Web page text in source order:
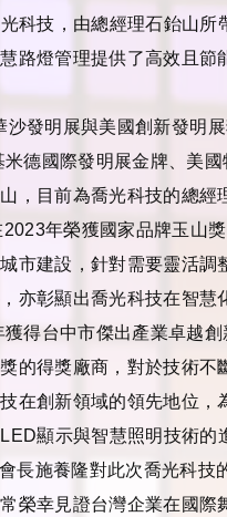
科技，由總經理石鈶山
路燈管理提供了高效且
沙發明展與美國創新發明
德國際發明展金牌、美
，目前為喬光科技的總
2023年榮獲國家品牌玉山
市建設，針對需要靈活
亦彰顯出喬光科技在智慧
獲得台中市傑出產業卓越創
的得獎廠商，對於技術不
在創新領域的領先地位
LED顯示與智慧照明技術的
長施養隆對此次喬光科技
榮幸見證台灣企業在國